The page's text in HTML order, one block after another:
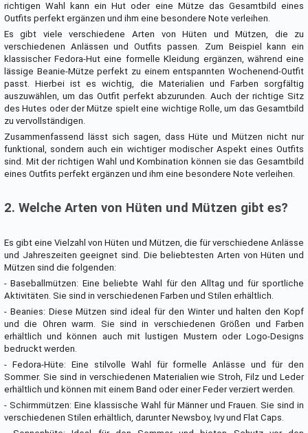
richtigen Wahl kann ein Hut oder eine Mütze das Gesamtbild eines
Outfits perfekt ergänzen und ihm eine besondere Note verleihen.
Es gibt viele verschiedene Arten von Hüten und Mützen, die zu
verschiedenen Anlässen und Outfits passen. Zum Beispiel kann ein
klassischer Fedora-Hut eine formelle Kleidung ergänzen, während eine
lässige Beanie-Mütze perfekt zu einem entspannten Wochenend-Outfit
passt. Hierbei ist es wichtig, die Materialien und Farben sorgfältig
auszuwählen, um das Outfit perfekt abzurunden. Auch der richtige Sitz
des Hutes oder der Mütze spielt eine wichtige Rolle, um das Gesamtbild
zu vervollständigen.
Zusammenfassend lässt sich sagen, dass Hüte und Mützen nicht nur
funktional, sondern auch ein wichtiger modischer Aspekt eines Outfits
sind. Mit der richtigen Wahl und Kombination können sie das Gesamtbild
eines Outfits perfekt ergänzen und ihm eine besondere Note verleihen.
2. Welche Arten von Hüten und Mützen gibt es?
Es gibt eine Vielzahl von Hüten und Mützen, die für verschiedene Anlässe
und Jahreszeiten geeignet sind. Die beliebtesten Arten von Hüten und
Mützen sind die folgenden:
- Baseballmützen: Eine beliebte Wahl für den Alltag und für sportliche
Aktivitäten. Sie sind in verschiedenen Farben und Stilen erhältlich.
- Beanies: Diese Mützen sind ideal für den Winter und halten den Kopf
und die Ohren warm. Sie sind in verschiedenen Größen und Farben
erhältlich und können auch mit lustigen Mustern oder Logo-Designs
bedruckt werden.
- Fedora-Hüte: Eine stilvolle Wahl für formelle Anlässe und für den
Sommer. Sie sind in verschiedenen Materialien wie Stroh, Filz und Leder
erhältlich und können mit einem Band oder einer Feder verziert werden.
- Schirmmützen: Eine klassische Wahl für Männer und Frauen. Sie sind in
verschiedenen Stilen erhältlich, darunter Newsboy, Ivy und Flat Caps.